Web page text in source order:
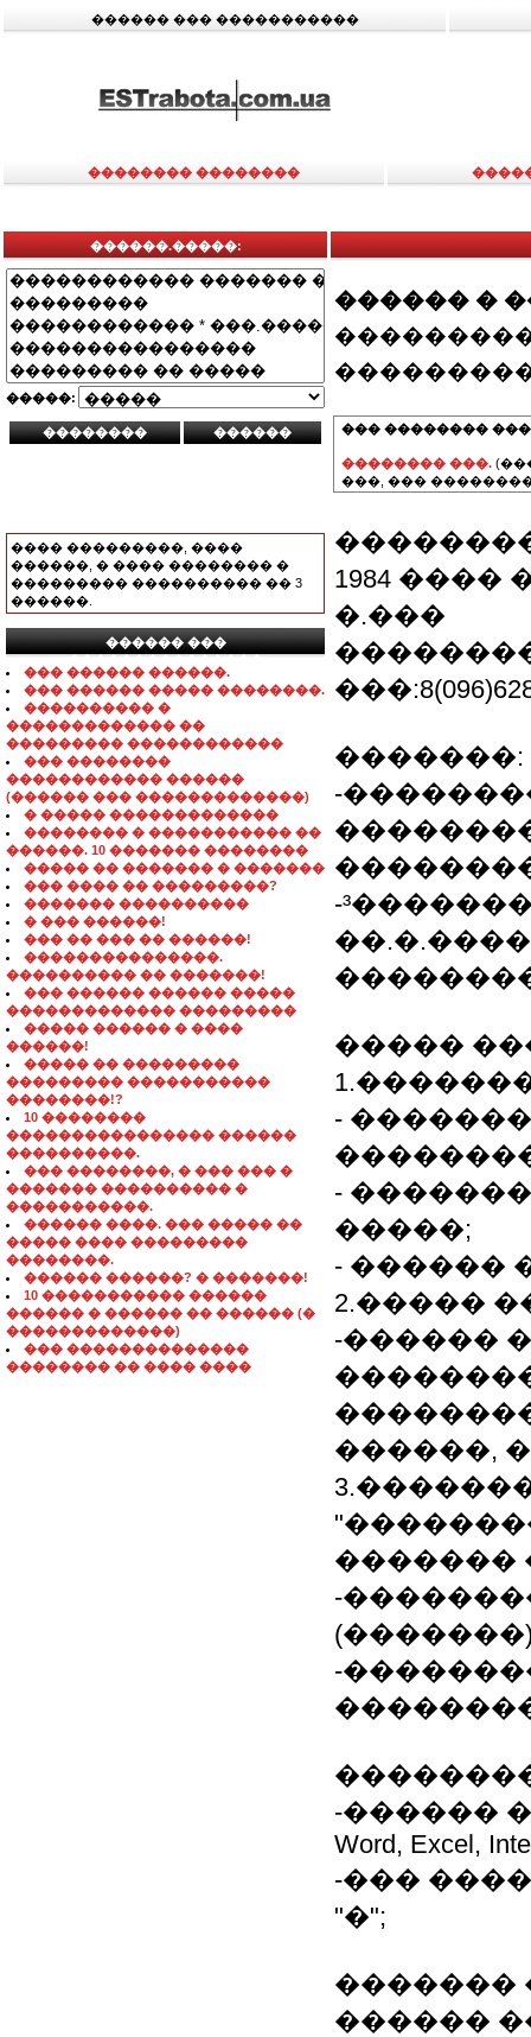
������ ��� �����������
�������� ��������
������.�����:
�����:
���� ���������, ����
������, � ���� �������� �
��������� ���������� �� 3
������.
������ ���
���������������
��� ������ ������.
��� ������ ����� ��������.
���������� �
������������� ��
��������� ������������
��� ��������
������������ ������
(������ ��� �������������)
� ����� �������������
�������� � ����������� ��
������. 10 ������� ��������
����� �� ������� � �������
��� ���� �� ���������?
������� ����������
� ��� ������!
��� �� ��� �� ������!
���������������.
���������� �� �������!
��� ������ ������ �����
������������� ���������
����� ������ � ����
������!
����� �� ���������
��������� �����������
��������!?
10 ��������
���������������� ������
����������.
��� ��������, � ��� ��� �
������� ���������� �
�����������.
������ ����. ��� ����� ��
����� ���� ���������
��������.
������ ������? � �������!
10 ����������� ������
������ � ������ �� ������ (�
�������������)
��� ��������������
�������� �� ���� ����
������ �
��� ��������
�������� ���.
���, ���
1984
�.���
�������:
-
-
�����
-
-
�����;
- ������
2.�����
-������
������,
�������
-
-
-������
Word, Excel,
-���
"�";
�������
������